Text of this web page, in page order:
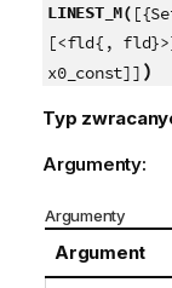
LINEST_M(
[<fld{,
x0_const]] )
Typ
Argumenty:
Argumenty
Argument